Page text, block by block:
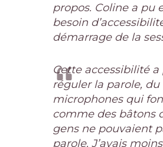
propos. Coline a pu
besoin
démarrage de la
Cette accessibilité
réguler la parole, du
microphones qui
comme des bâtons
gens ne pouvaient
parole. J’avais